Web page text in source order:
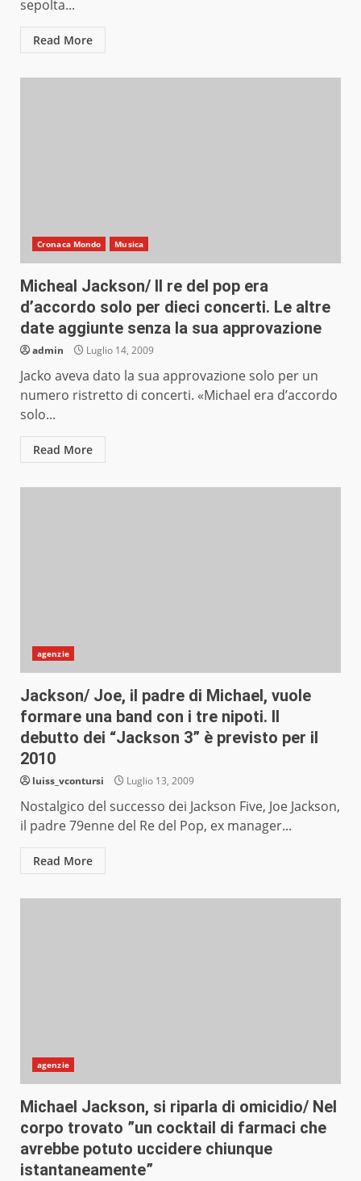
sepolta...
Read More
Cronaca Mondo Musica
Micheal Jackson/ Il re del pop era
d’accordo solo per dieci concerti. Le altre
date aggiunte senza la sua approvazione
admin Luglio 14, 2009
Jacko aveva dato la sua approvazione solo per un
numero ristretto di concerti. «Michael era d’accordo
solo...
Read More
agenzie
Jackson/ Joe, il padre di Michael, vuole
formare una band con i tre nipoti. Il
debutto dei “Jackson 3” è previsto per il
2010
luiss_vcontursi Luglio 13, 2009
Nostalgico del successo dei Jackson Five, Joe Jackson,
il padre 79enne del Re del Pop, ex manager...
Read More
agenzie
Michael Jackson, si riparla di omicidio/ Nel
corpo trovato ”un cocktail di farmaci che
avrebbe potuto uccidere chiunque
istantaneamente”